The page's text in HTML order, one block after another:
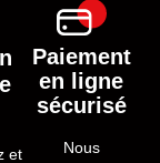
et
Paiement
en ligne
sécurisé
Nous